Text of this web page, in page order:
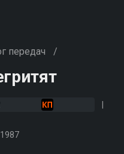
передач /
1987